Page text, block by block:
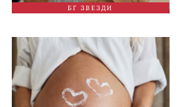
БГ ЗВЕЗДИ